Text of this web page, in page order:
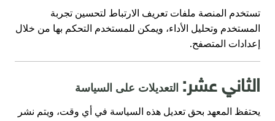
تستخدم المنصة ملفات تعريف الارتباط لتحسين تجربة
المستخدم وتحليل الأداء، ويمكن للمستخدم التحكم بها من خلال
إعدادات المتصفح.
الثاني عشر: التعديلات على السياسة
يحتفظ المعهد بحق تعديل هذه السياسة في أي وقت، ويتم نشر